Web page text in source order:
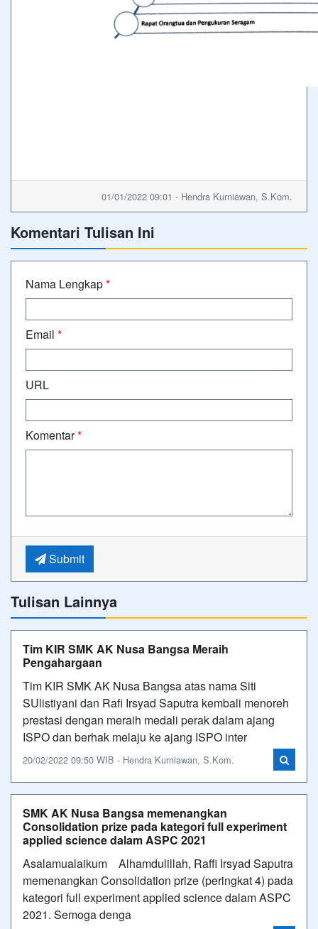
01/01/2022 09:01 - Hendra Kurniawan, S.Kom.
Komentari Tulisan Ini
Nama Lengkap*
Email *
URL
Komentar*
Submit
Tulisan Lainnya
Tim KIR SMK AK Nusa Bangsa Meraih
Pengahargaan
Tim KIR SMK AK Nusa Bangsa atas nama Siti
SUlistiyani dan Rafi Irsyad Saputra kembali menoreh
prestasi dengan meraih medali perak dalam ajang
ISPO dan berhak melaju ke ajang ISPO inter
20/02/2022 09:50 WIB - Hendra Kurniawan, S.Kom.
SMK AK Nusa Bangsa memenangkan
Consolidation prize pada kategori full experiment
applied science dalam ASPC 2021
Asalamualaikum Alhamdulillah, Raffi Irsyad Saputra
memenangkan Consolidation prize (peringkat 4) pada
kategori full experiment applied science dalam ASPC
2021. Semoga denga